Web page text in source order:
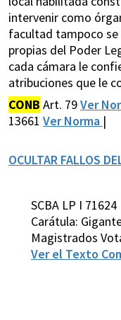
intervenir como
facultad tampoco se
propias del Poder
cada cámara le
atribuciones que le
CONB Art. 79Ver
13661 Ver Norma |
OCULTAR FALLOS
SCBA LP I
Carátula:
Magistrados
Ver el Texto